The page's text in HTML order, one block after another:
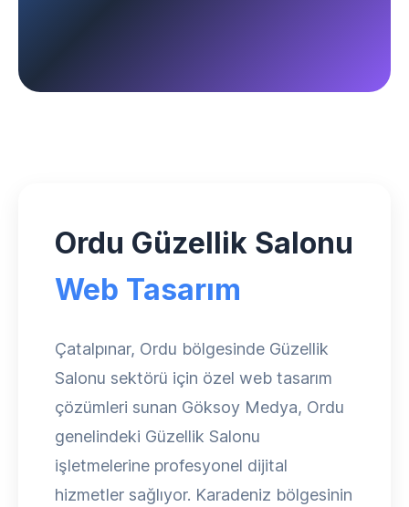
Ordu Güzellik Salonu
Web Tasarım
Çatalpınar, Ordu bölgesinde Güzellik
Salonu sektörü için özel web tasarım
çözümleri sunan Göksoy Medya, Ordu
genelindeki Güzellik Salonu
işletmelerine profesyonel dijital
hizmetler sağlıyor. Karadeniz bölgesinin